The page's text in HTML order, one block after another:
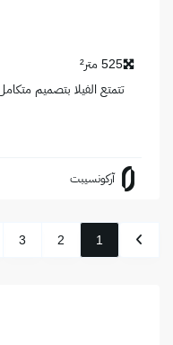
525 متر²
آركونسيبت
1
2
3